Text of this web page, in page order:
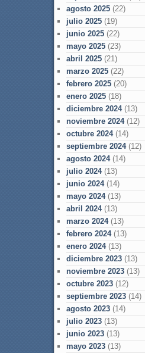
agosto 2025(22)
julio 2025(19)
junio 2025(22)
mayo 2025(23)
abril 2025(21)
marzo 2025(22)
febrero 2025(20)
enero 2025(18)
diciembre 2024(13)
noviembre 2024(12)
octubre 2024(14)
septiembre 2024(12)
agosto 2024(14)
julio 2024(13)
junio 2024(14)
mayo 2024(13)
abril 2024(13)
marzo 2024(13)
febrero 2024(13)
enero 2024(13)
diciembre 2023(13)
noviembre 2023(13)
octubre 2023(12)
septiembre 2023(14)
agosto 2023(14)
julio 2023(13)
junio 2023(13)
mayo 2023(13)